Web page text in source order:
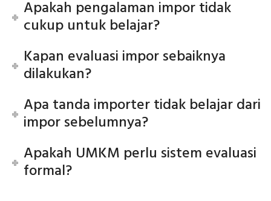
Apakah pengalaman impor tidak
cukup untuk belajar?
Kapan evaluasi impor sebaiknya
dilakukan?
Apa tanda importer tidak belajar dari
impor sebelumnya?
Apakah UMKM perlu sistem evaluasi
formal?